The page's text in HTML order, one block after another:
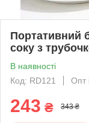
Портативний
соку з
В наявності
Код: RD121
Опт
243 ₴ 343 ₴